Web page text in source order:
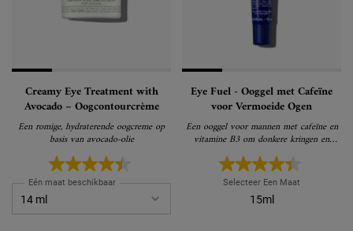
Creamy Eye Treatment with
Avocado – Oogcontourcrème
Een romige, hydraterende oogcreme op
basis van avocado-olie
Eén maat beschikbaar
Eye Fuel - Ooggel met Cafeïne
voor Vermoeide Ogen
Een ooggel voor mannen met cafeïne en
vitamine B3 om donkere kringen en
wallen onder de ogen te verminderen
Selecteer Een Maat
15ml